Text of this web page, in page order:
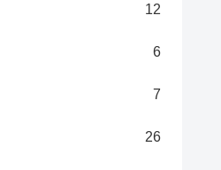
12
6
7
26